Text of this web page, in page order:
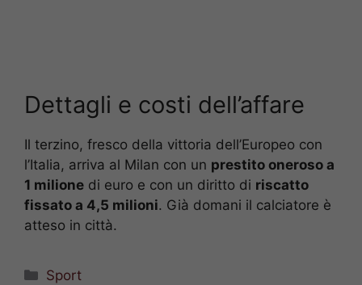
Dettagli e costi dell’affare
Il terzino, fresco della vittoria dell’Europeo con
l’Italia, arriva al Milan con un prestito oneroso a
1 milione di euro e con un diritto di riscatto
fissato a 4,5 milioni. Già domani il calciatore è
atteso in città.
Categorie
Sport